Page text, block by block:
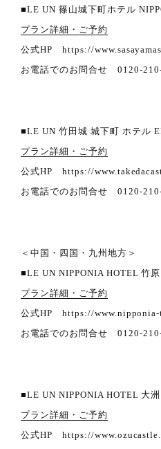
■LE UN 篠山城下町ホテル
プラン詳細・ご予約
公式HP https://
お電話でのお問合せ 0120-
■LE UN 竹田城 城下町 ホテル
プラン詳細・ご予約
公式HP https://
お電話でのお問合せ 0120-
＜中国・四国・九州地方＞
■LE UN NIPPONIA HOTEL 竹
プラン詳細・ご予約
公式HP https://www.nipponia-
お電話でのお問合せ 0120-
■LE UN NIPPONIA HOTEL 大
プラン詳細・ご予約
公式HP https://